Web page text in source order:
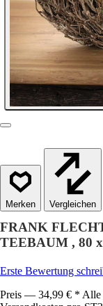
Vergleichen
FRANK
TEEBAUM , 80
Erste Bewertung
Preis — 34,99 € * Alle